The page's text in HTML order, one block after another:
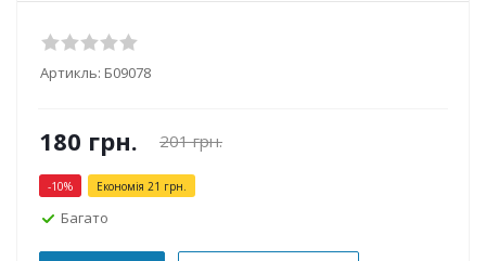
Артикль: Б09078
180 грн. 201грн.
-10% Економія 21 грн.
Багато